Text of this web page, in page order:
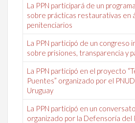
La PPN participará de un
sobre prácticas restaurativas en
penitenciarios
La PPN participó de un congreso
sobre prisiones, transparencia y
La PPN participó en el proyecto
Puentes” organizado por el
Uruguay
La PPN participó en un
organizado por la Defensoría del